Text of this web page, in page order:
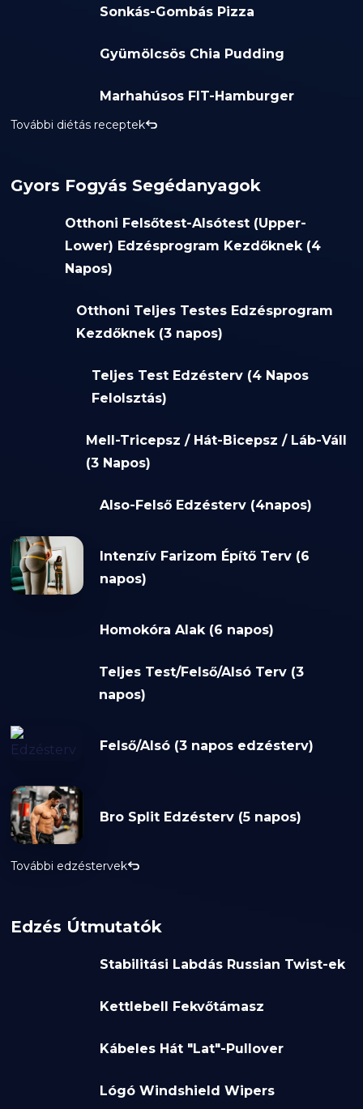
Sonkás-Gombás Pizza
Gyümölcsös Chia Pudding
Marhahúsos FIT-Hamburger
További diétás receptek
Gyors Fogyás Segédanyagok
Otthoni Felsőtest-Alsótest (Upper-
Lower) Edzésprogram Kezdőknek (4
Napos)
Otthoni Teljes Testes Edzésprogram
Kezdőknek (3 napos)
Teljes Test Edzésterv (4 Napos
Felolsztás)
Mell-Tricepsz / Hát-Bicepsz / Láb-Váll
(3 Napos)
Also-Felső Edzésterv (4napos)
Intenzív Farizom Építő Terv (6
napos)
Homokóra Alak (6 napos)
Teljes Test/Felső/Alsó Terv (3
napos)
Felső/Alsó (3 napos edzésterv)
Bro Split Edzésterv (5 napos)
További edzéstervek
Edzés Útmutatók
Stabilitási Labdás Russian Twist-ek
Kettlebell Fekvőtámasz
Kábeles Hát "Lat"-Pullover
Lógó Windshield Wipers